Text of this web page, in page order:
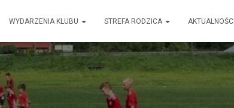
WYDARZENIA KLUBU STREFA RODZICA AKTUALNOŚCI